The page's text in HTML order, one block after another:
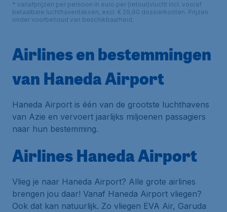
* vanafprijzen per persoon in euro per (retour)vlucht incl. vooraf
betaalbare luchthaventaksen, excl. € 29,90 dossierkosten. Prijzen
onder voorbehoud van beschikbaarheid.
Airlines en bestemmingen
van Haneda Airport
Haneda Airport is één van de grootste luchthavens
van Azie en vervoert jaarlijks miljoenen passagiers
naar hun bestemming.
Airlines Haneda Airport
Vlieg je naar Haneda Airport? Alle grote airlines
brengen jou daar! Vanaf Haneda Airport vliegen?
Ook dat kan natuurlijk. Zo vliegen EVA Air, Garuda